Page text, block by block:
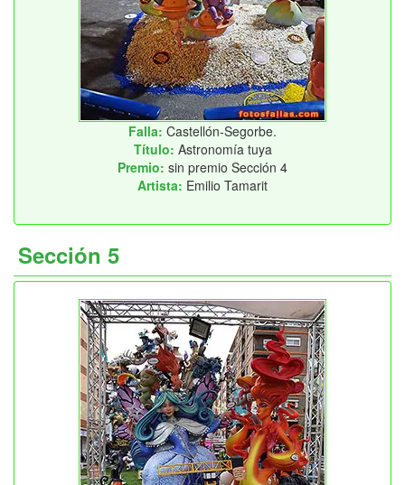
Falla: Castellón-Segorbe.
Título: Astronomía tuya
Premio: sin premio Sección 4
Artista: Emilio Tamarit
Sección 5